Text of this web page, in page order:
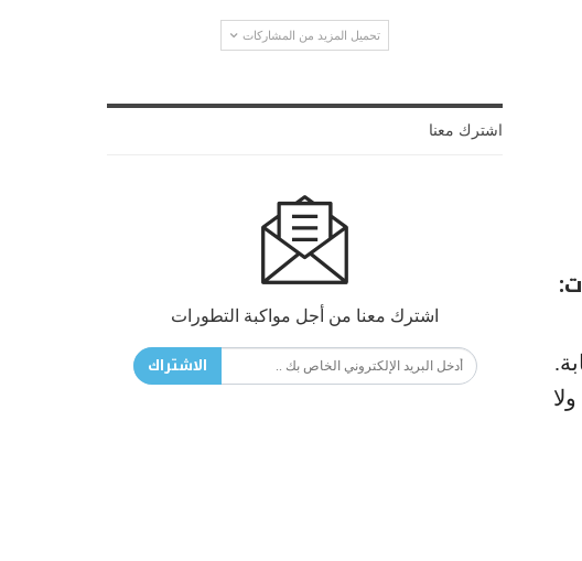
تحميل المزيد من المشاركات
اشترك معنا
اشترك معنا من أجل مواكبة التطورات
الاشتراك